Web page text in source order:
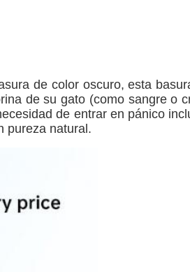
de color oscuro, esta
de su gato (como sangre o
de entrar en pánico
pureza natural.